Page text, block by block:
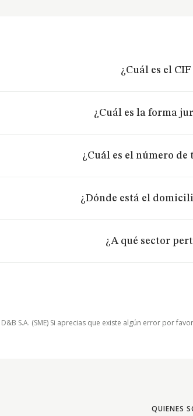
¿Cuál es el
¿Cuál es la forma
¿Cuál es el número de
¿Dónde está el
¿A qué sector
S.A. (SME) Si aprecias que existe algún error por
QUIENES